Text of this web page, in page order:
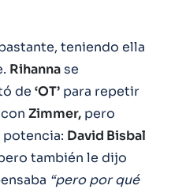
teniendo ella
Rihannase
de ‘OT’ para repetir
Zimmer, pero
potencia: David Bisbal
también le dijo
“pero por qué